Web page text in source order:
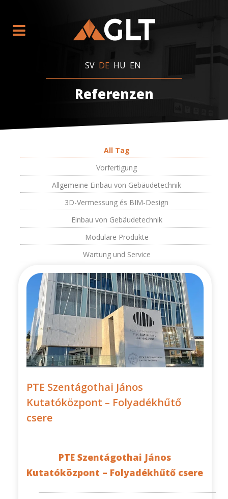
SV DE HU EN
Referenzen
All Tag
Vorfertigung
Allgemeine Einbau von Gebäudetechnik
3D-Vermessung és BIM-Design
Einbau von Gebäudetechnik
Modulare Produkte
Wartung und Service
PTE Szentágothai János
Kutatóközpont – Folyadékhűtő
csere
PTE Szentágothai János
Kutatóközpont – Folyadékhűtő csere